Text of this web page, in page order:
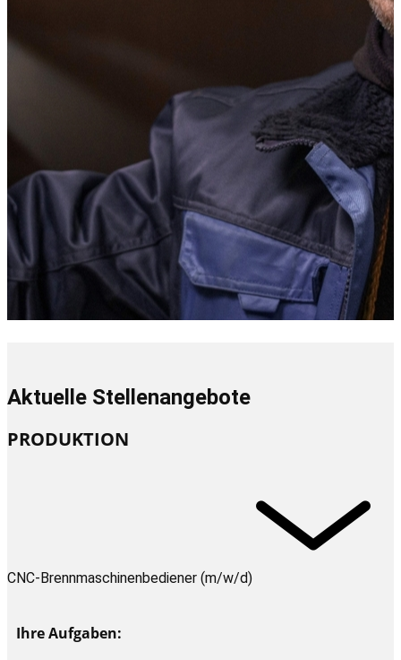
Aktuelle Stellenangebote
PRODUKTION
CNC-Brennmaschinenbediener (m/w/d)
Ihre Aufgaben: